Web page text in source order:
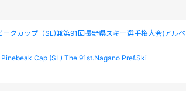
クカップ（SL)兼第91回長野県スキー選手権大会(アルペ
Cap (SL) The 91st.Nagano Pref.Ski